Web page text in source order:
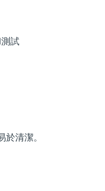
試
清潔。